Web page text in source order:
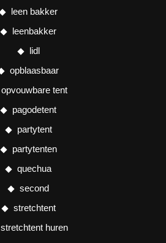
leen bakker
leenbakker
lidl
opblaasbaar
opvouwbare tent
pagodetent
partytent
partytenten
quechua
second
stretchtent
stretchtent huren